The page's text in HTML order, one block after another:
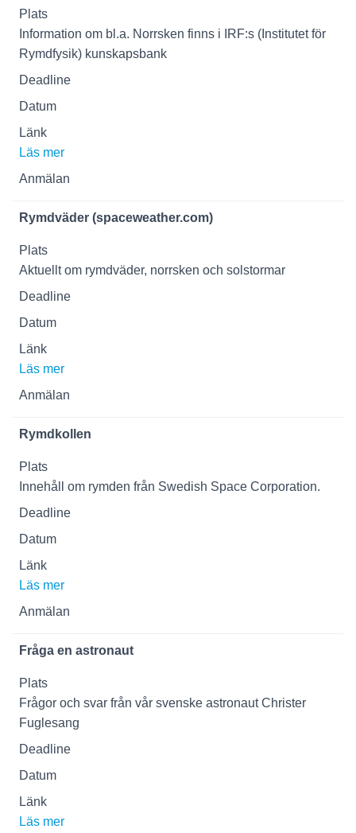
Information om bl.a. Norrsken finns i IRF:s (Institutet för
Rymdfysik) kunskapsbank
Läs mer
Rymdväder (spaceweather.com)
Aktuellt om rymdväder, norrsken och solstormar
Läs mer
Rymdkollen
Innehåll om rymden från Swedish Space Corporation.
Läs mer
Fråga en astronaut
Frågor och svar från vår svenske astronaut Christer
Fuglesang
Läs mer